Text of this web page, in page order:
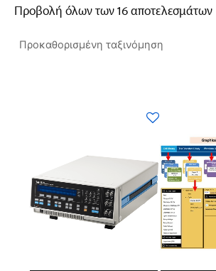
Προβολή όλων των 16 αποτελεσμάτων